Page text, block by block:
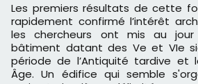
Les premiers résultats de cette
rapidement confirmé l’intérêt
les chercheurs ont mis au jour
bâtiment datant des Ve et VIe
période de l’Antiquité tardive et
Âge. Un édifice qui semble